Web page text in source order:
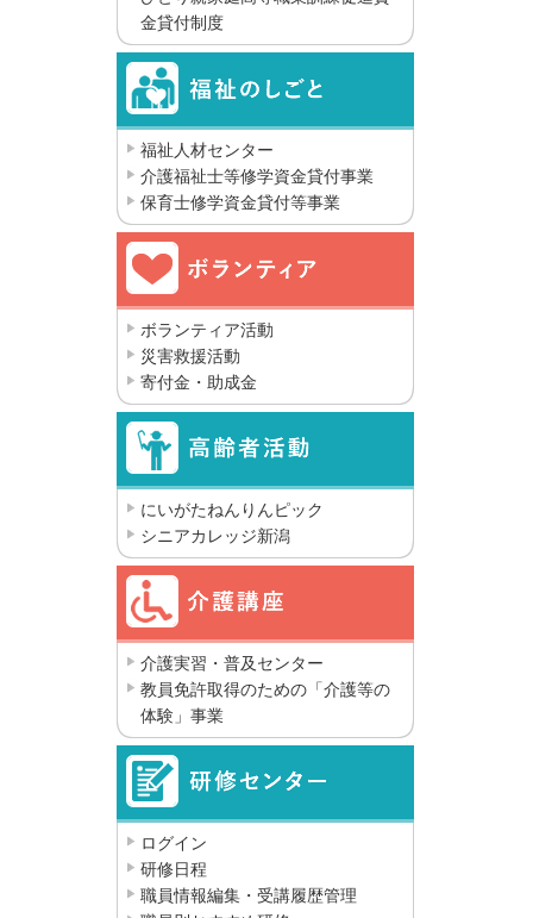
金貸付制度
福祉人材センター
介護福祉士等修学資金貸付事業
保育士修学資金貸付等事業
ボランティア活動
災害救援活動
寄付金・助成金
にいがたねんりんピック
シニアカレッジ新潟
介護実習・普及センター
教員免許取得のための「介護等の
体験」事業
ログイン
研修日程
職員情報編集・受講履歴管理